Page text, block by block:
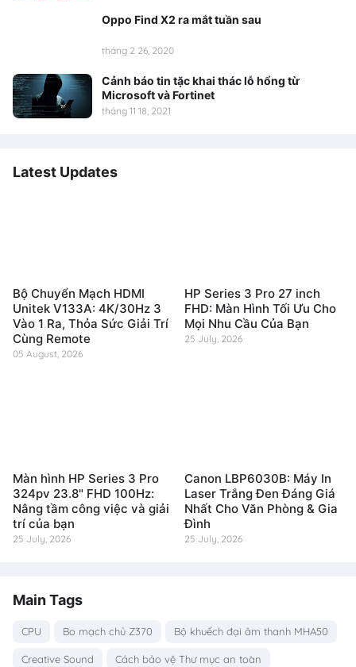
Oppo Find X2 ra mắt tuần sau
tháng 2 26, 2020
Cảnh báo tin tặc khai thác lỗ hổng từ
Microsoft và Fortinet
tháng 11 18, 2021
Latest Updates
Bộ Chuyển Mạch HDMI
Unitek V133A: 4K/30Hz 3
Vào 1 Ra, Thỏa Sức Giải Trí
Cùng Remote
05 August, 2026
HP Series 3 Pro 27 inch
FHD: Màn Hình Tối Ưu Cho
Mọi Nhu Cầu Của Bạn
25 July, 2026
Màn hình HP Series 3 Pro
324pv 23.8" FHD 100Hz:
Nâng tầm công việc và giải
trí của bạn
25 July, 2026
Canon LBP6030B: Máy In
Laser Trắng Đen Đáng Giá
Nhất Cho Văn Phòng & Gia
Đình
25 July, 2026
Main Tags
CPU Bo mạch chủ Z370 Bộ khuếch đại âm thanh MHA50
Creative Sound Cách bảo vệ Thư mục an toàn